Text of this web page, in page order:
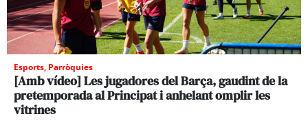
Esports, Parròquies
[Amb vídeo] Les jugadores del Barça, gaudint de la
pretemporada al Principat i anhelant omplir les
vitrines